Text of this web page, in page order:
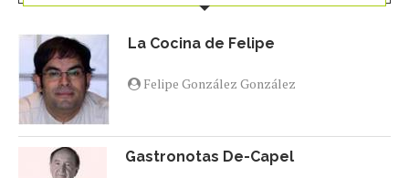
La Cocina de Felipe
Felipe González González
Gastronotas De-Capel